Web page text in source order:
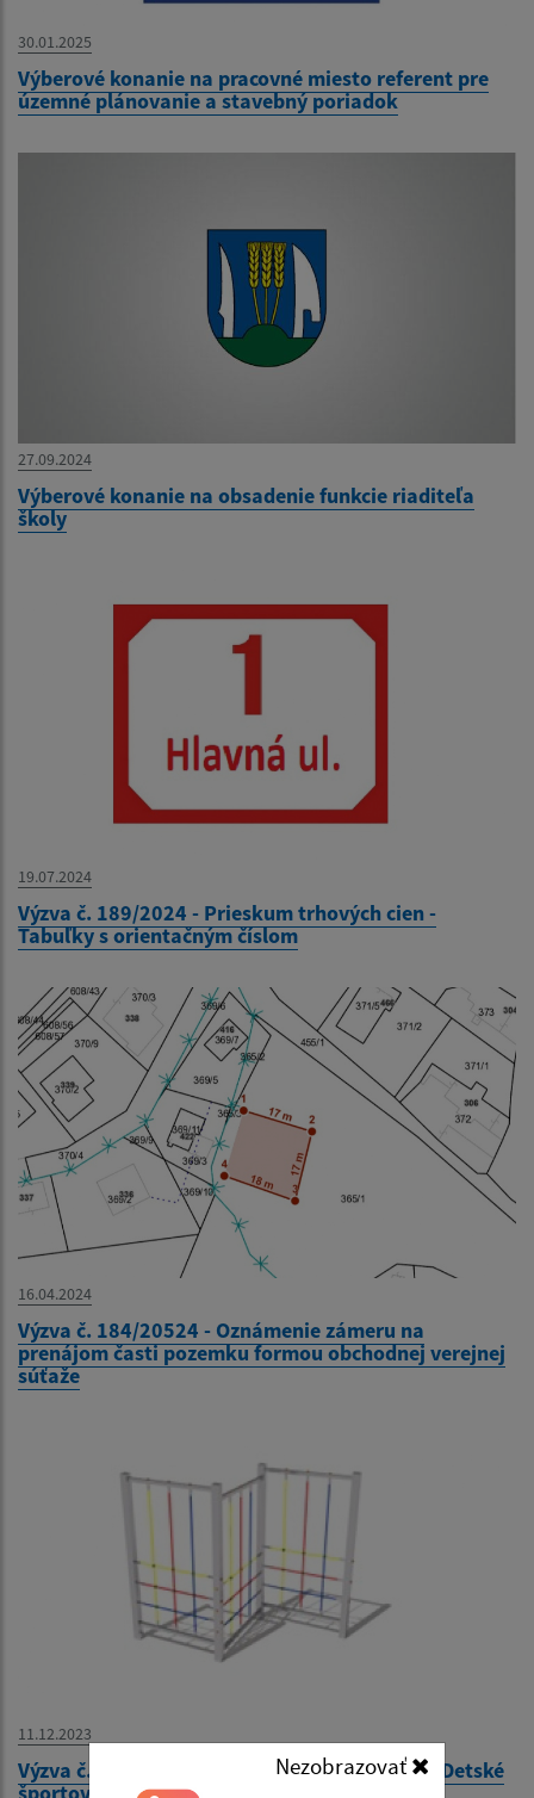
Nezobrazovať
30.01.2025
Výberové konanie na pracovné miesto referent pre
územné plánovanie a stavebný poriadok
27.09.2024
Výberové konanie na obsadenie funkcie riaditeľa
školy
19.07.2024
Výzva č. 189/2024 - Prieskum trhových cien -
Tabuľky s orientačným číslom
16.04.2024
Výzva č. 184/20524 - Oznámenie zámeru na
prenájom časti pozemku formou obchodnej verejnej
súťaže
11.12.2023
Výzva č. 179/2023 - Prieskum trhových cien - Detské
športové ihrisko v Materskej škole Kysak 210